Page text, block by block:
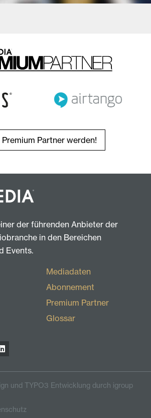
Partner werden!
der führenden Anbieter der
in den Bereichen
Events.
Mediadaten
Abonnement
Premium Partner
Glossar
und TYPO3 Entwicklung durch igroup